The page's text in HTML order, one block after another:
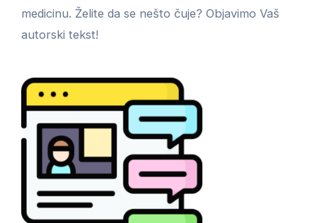
medicinu. Želite da se nešto čuje? Objavimo Vaš
autorski tekst!